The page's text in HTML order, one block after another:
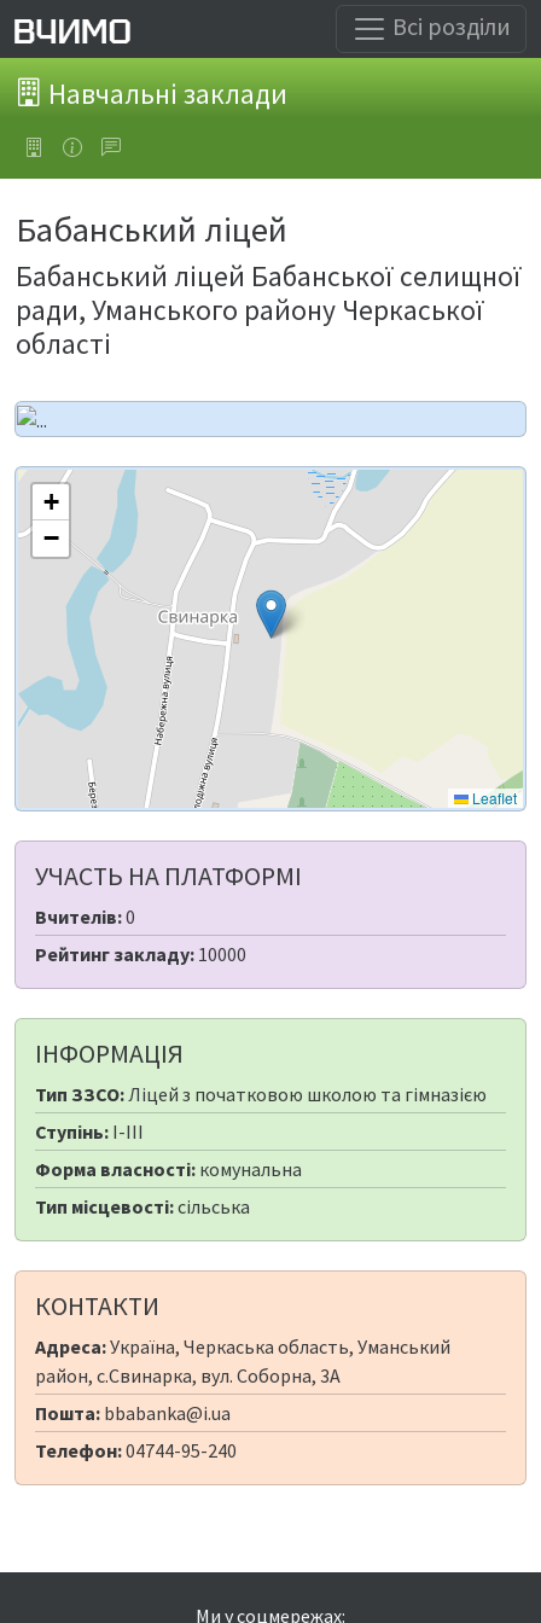
Всі розділи
Навчальні заклади
Бабанський ліцей
Бабанський ліцей Бабанської селищної
ради, Уманського району Черкаської
області
+
−
Leaflet
УЧАСТЬ НА ПЛАТФОРМІ
Вчителів:0
Рейтинг закладу: 10000
ІНФОРМАЦІЯ
Тип ЗЗСО:Ліцей з початковою школою та гімназією
Ступінь: I-III
Форма власності: комунальна
Тип місцевості:сільська
КОНТАКТИ
Адреса:Україна, Черкаська область, Уманський
район, с.Свинарка, вул. Соборна, 3А
Пошта: bbabanka@i.ua
Телефон:04744-95-240
Ми у соцмережах: